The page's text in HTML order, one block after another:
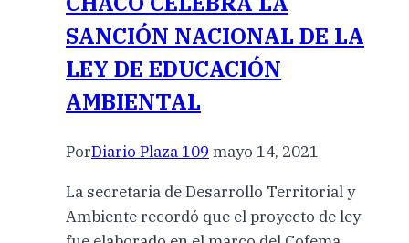
SANCIÓN NACIONAL DE LA
LEY DE EDUCACIÓN
AMBIENTAL
PorDiario Plaza 109 mayo 14, 2021
La secretaria de Desarrollo Territorial y
Ambiente recordó que el proyecto de ley